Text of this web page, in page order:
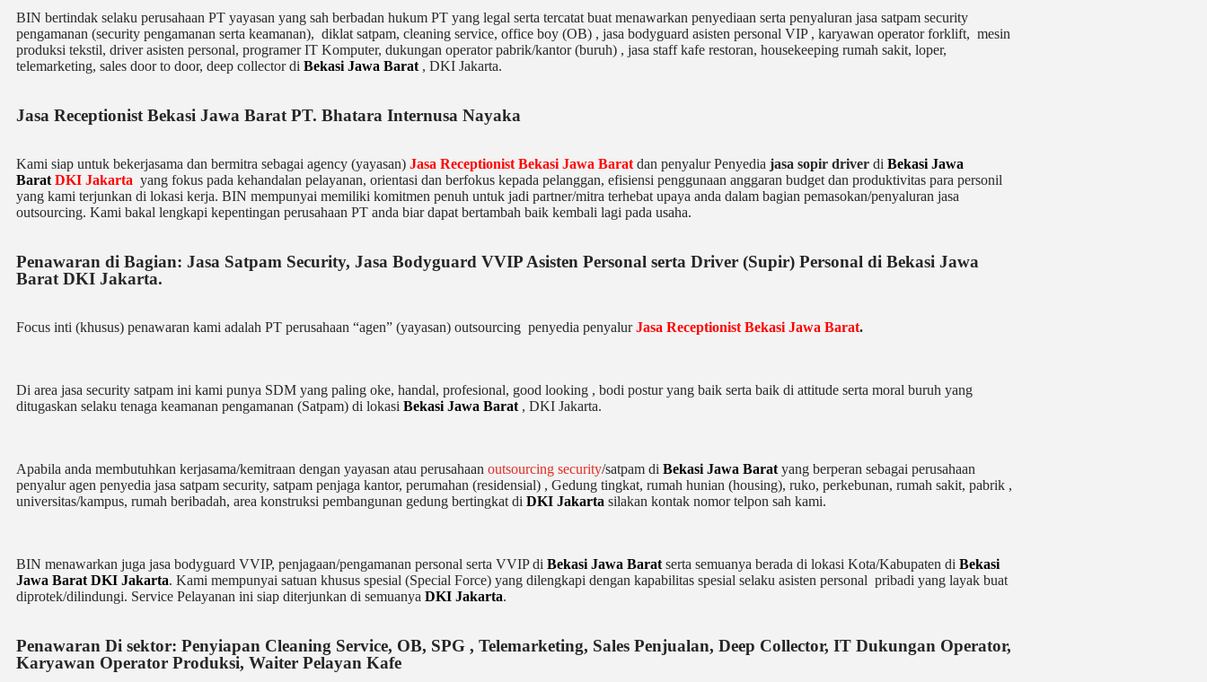
BIN bertindak selaku perusahaan PT yayasan yang sah berbadan hukum PT yang legal serta tercatat buat menawarkan penyediaan serta penyaluran jasa satpam security
pengamanan (security pengamanan serta keamanan), diklat satpam, cleaning service, office boy (OB) , jasa bodyguard asisten personal VIP , karyawan operator forklift, mesin
produksi tekstil, driver asisten personal, programer IT Komputer, dukungan operator pabrik/kantor (buruh) , jasa staff kafe restoran, housekeeping rumah sakit, loper,
telemarketing, sales door to door, deep collector di Bekasi Jawa Barat , DKI Jakarta.
Jasa Receptionist Bekasi Jawa Barat PT. Bhatara Internusa Nayaka
Kami siap untuk bekerjasama dan bermitra sebagai agency (yayasan) Jasa Receptionist Bekasi Jawa Barat dan penyalur Penyedia jasa sopir driver di Bekasi Jawa
Barat DKI Jakarta yang fokus pada kehandalan pelayanan, orientasi dan berfokus kepada pelanggan, efisiensi penggunaan anggaran budget dan produktivitas para personil
yang kami terjunkan di lokasi kerja. BIN mempunyai memiliki komitmen penuh untuk jadi partner/mitra terhebat upaya anda dalam bagian pemasokan/penyaluran jasa
outsourcing. Kami bakal lengkapi kepentingan perusahaan PT anda biar dapat bertambah baik kembali lagi pada usaha.
Penawaran di Bagian: Jasa Satpam Security, Jasa Bodyguard VVIP Asisten Personal serta Driver (Supir) Personal di Bekasi Jawa
Barat DKI Jakarta.
Focus inti (khusus) penawaran kami adalah PT perusahaan “agen” (yayasan) outsourcing penyedia penyalur Jasa Receptionist Bekasi Jawa Barat.
Di area jasa security satpam ini kami punya SDM yang paling oke, handal, profesional, good looking , bodi postur yang baik serta baik di attitude serta moral buruh yang
ditugaskan selaku tenaga keamanan pengamanan (Satpam) di lokasi Bekasi Jawa Barat , DKI Jakarta.
Apabila anda membutuhkan kerjasama/kemitraan dengan yayasan atau perusahaan outsourcing security/satpam di Bekasi Jawa Barat yang berperan sebagai perusahaan
penyaluragen penyedia jasa satpam security, satpam penjaga kantor, perumahan (residensial) , Gedung tingkat, rumah hunian (housing), ruko, perkebunan, rumah sakit, pabrik ,
universitas/kampus, rumah beribadah, area konstruksi pembangunan gedung bertingkat di DKI Jakarta silakan kontak nomor telpon sah kami.
BIN menawarkan juga jasa bodyguard VVIP, penjagaan/pengamanan personal serta VVIP di Bekasi Jawa Barat serta semuanya berada di lokasi Kota/Kabupaten di Bekasi
Jawa Barat DKI Jakarta. Kami mempunyai satuan khusus spesial (Special Force) yang dilengkapi dengan kapabilitas spesial selaku asisten personal pribadi yang layak buat
diprotek/dilindungi. Service Pelayanan ini siap diterjunkan di semuanya DKI Jakarta.
Penawaran Di sektor: Penyiapan Cleaning Service, OB, SPG , Telemarketing, Sales Penjualan, Deep Collector, IT Dukungan Operator,
Karyawan Operator Produksi, Waiter Pelayan Kafe